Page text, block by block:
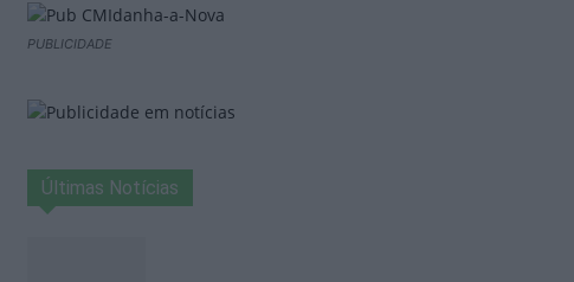
PUBLICIDADE
Últimas Notícias